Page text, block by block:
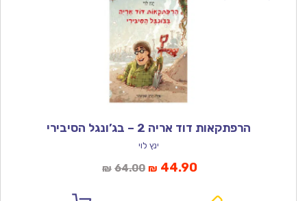
הרפתקאות דוד אריה 2 – בג’ונגל הסיבירי
ינץ לוי
₪ 64.00המחיר
₪ 44.90המחיר